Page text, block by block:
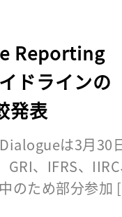
Reporting
ドラインの
発表
は3月30
GRI、IFRS、
のため部分参